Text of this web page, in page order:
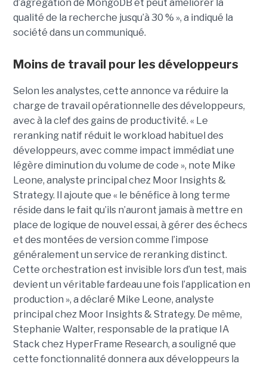
d’agrégation de MongoDB et peut améliorer la
qualité de la recherche jusqu’à 30 % », a indiqué la
société dans un communiqué.
Moins de travail pour les développeurs
Selon les analystes, cette annonce va réduire la
charge de travail opérationnelle des développeurs,
avec à la clef des gains de productivité. « Le
reranking natif réduit le workload habituel des
développeurs, avec comme impact immédiat une
légère diminution du volume de code », note Mike
Leone, analyste principal chez Moor Insights &
Strategy. Il ajoute que « le bénéfice à long terme
réside dans le fait qu’ils n’auront jamais à mettre en
place de logique de nouvel essai, à gérer des échecs
et des montées de version comme l’impose
généralement un service de reranking distinct.
Cette orchestration est invisible lors d’un test, mais
devient un véritable fardeau une fois l’application en
production », a déclaré Mike Leone, analyste
principal chez Moor Insights & Strategy. De même,
Stephanie Walter, responsable de la pratique IA
Stack chez HyperFrame Research, a souligné que
cette fonctionnalité donnera aux développeurs la